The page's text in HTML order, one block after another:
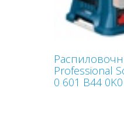
Professional
0 601 B44 0K0